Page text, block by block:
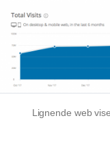
Lignende web